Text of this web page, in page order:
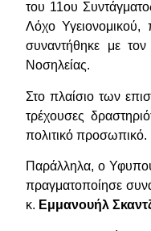
του 11ου
Λόχο Υγειονομικού,
συναντήθηκε με
Νοσηλείας.
Στο πλαίσιο των
τρέχουσες
πολιτικό προσωπικό.
Παράλληλα, ο
πραγματοποίησε
κ. Εμμανουήλ